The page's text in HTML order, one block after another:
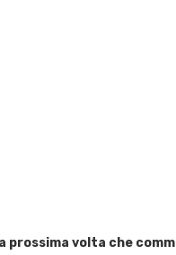
prossima volta che